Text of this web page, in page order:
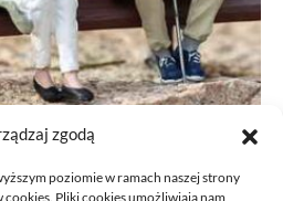
zgodą
poziomie w ramach naszej strony
Pliki cookies umożliwiają nam